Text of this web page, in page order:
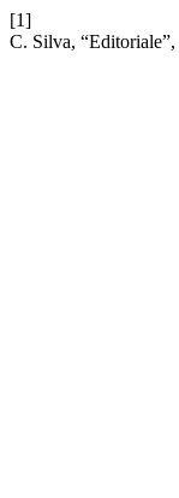
[1]
C. Silva, “Editoriale”,